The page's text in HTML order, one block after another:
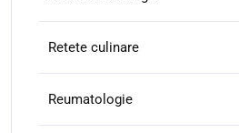
Retete culinare
Reumatologie